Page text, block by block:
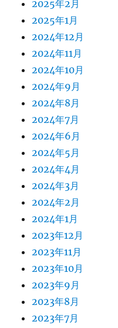
2025年2月
2025年1月
2024年12月
2024年11月
2024年10月
2024年9月
2024年8月
2024年7月
2024年6月
2024年5月
2024年4月
2024年3月
2024年2月
2024年1月
2023年12月
2023年11月
2023年10月
2023年9月
2023年8月
2023年7月